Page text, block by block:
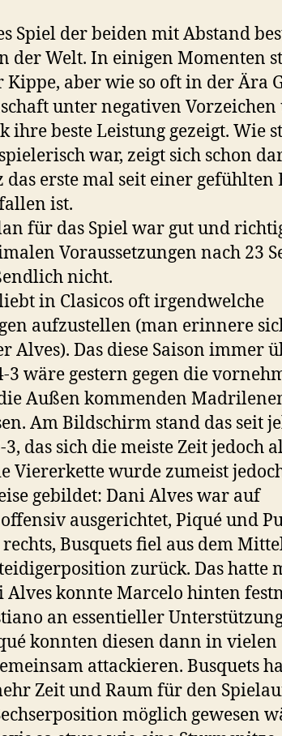
Spiel der beiden mit Abstand
der Welt. In einigen Momenten
Kippe, aber wie so oft in der Ära
unter negativen Vorzeichen
ihre beste Leistung gezeigt. Wie
war, zeigt sich schon
das erste mal seit einer gefühlten
ist.
für das Spiel war gut und
Voraussetzungen nach 23
nicht.
in Clasicos oft irgendwelche
aufzustellen (man erinnere
Alves). Das diese Saison immer
3 wäre gestern gegen die
Außen kommenden
Am Bildschirm stand das seit
das sich die meiste Zeit jedoch
Viererkette wurde zumeist
gebildet: Dani Alves war auf
ausgerichtet, Piqué und
Busquets fiel aus dem
zurück. Das hatte
Alves konnte Marcelo hinten
an essentieller
konnten diesen dann in vielen
attackieren. Busquets
Zeit und Raum für den
möglich gewesen